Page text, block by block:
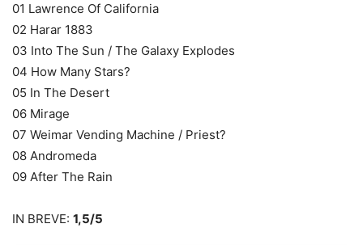
01 Lawrence Of California
02 Harar 1883
03 Into The Sun / The Galaxy Explodes
04 How Many Stars?
05 In The Desert
06 Mirage
07 Weimar Vending Machine / Priest?
08 Andromeda
09 After The Rain
IN BREVE: 1,5/5